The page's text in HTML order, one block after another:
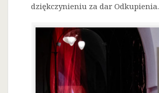
dziękczynieniu za dar Odkupienia.